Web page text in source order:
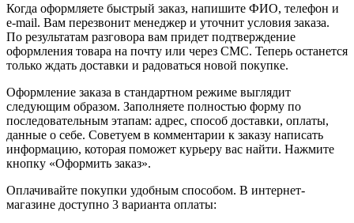
Когда оформляете быстрый заказ, напишите ФИО, телефон и
e-mail. Вам перезвонит менеджер и уточнит условия заказа.
По результатам разговора вам придет подтверждение
оформления товара на почту или через СМС. Теперь останется
только ждать доставки и радоваться новой покупке.
Оформление заказа в стандартном режиме выглядит
следующим образом. Заполняете полностью форму по
последовательным этапам: адрес, способ доставки, оплаты,
данные о себе. Советуем в комментарии к заказу написать
информацию, которая поможет курьеру вас найти. Нажмите
кнопку «Оформить заказ».
Оплачивайте покупки удобным способом. В интернет-
магазине доступно 3 варианта оплаты: